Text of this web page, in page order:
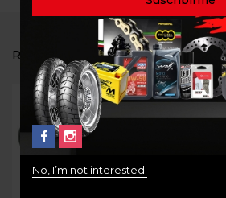
RELATED PRODUCTS
No, I’m not interested.